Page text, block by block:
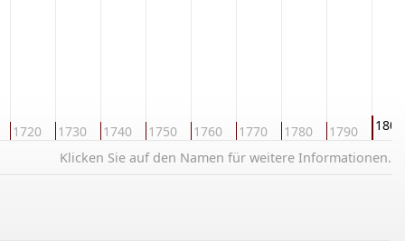
1720 1730 1740 1750 1760 1770 1780 1790 1800
Klicken Sie auf den Namen für weitere Informationen.